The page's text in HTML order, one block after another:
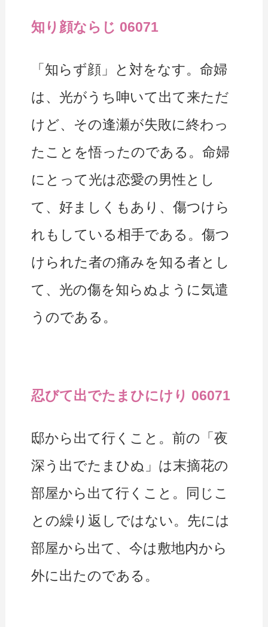
知り顔ならじ 06071
「知らず顔」と対をなす。命婦
は、光がうち呻いて出て来ただ
けど、その逢瀬が失敗に終わっ
たことを悟ったのである。命婦
にとって光は恋愛の男性とし
て、好ましくもあり、傷つけら
れもしている相手である。傷つ
けられた者の痛みを知る者とし
て、光の傷を知らぬように気遣
うのである。
忍びて出でたまひにけり 06071
邸から出て行くこと。前の「夜
深う出でたまひぬ」は末摘花の
部屋から出て行くこと。同じこ
との繰り返しではない。先には
部屋から出て、今は敷地内から
外に出たのである。